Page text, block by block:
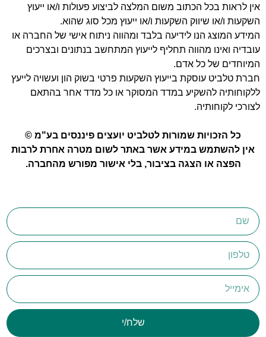
אין לראות בכל הכתוב משום המלצה לביצוע פעולות ו/או ייעוץ
השקעות ו/או שיווק השקעות ו/או ייעוץ מכל סוג שהוא.
המידע המוצג הנו לידיעה בלבד ומהווה ניתוח אישי של החברה או
עובדיה ואינו מהווה תחליף לייעוץ המתחשב בנתונים ובצרכים
המיוחדים של כל אדם.
חברת טלביט עוסקת בייעוץ השקעות פרטי בשוק הון ועשויה לייעץ
ללקוחותיה להשקיע במדד המסוקר או כל מדד אחר בהתאם
לצורכי לקוחותיה.
כל הזכויות שמורות לטלביט יועצים פיננסים בע"מ ©
אין להשתמש במידע אשר באתר לשום מטרה אחרת לרבות
הפצה או הצגה בציבור, בלי אישור מפורש מהחברה.
שלח/י